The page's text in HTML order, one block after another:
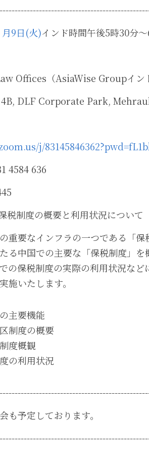
9日(火)インド時間午後5時30分
Offices（AsiaWise Groupイン
DLF Corporate Park,
j/
4584 636
税制度の概要と利用状況について
重要なインフラの一つである「
る中国での主要な「保税制度」
の保税制度の実際の利用状況な
施いたします。
主要機能
制度の概要
度概観
の利用状況
も予定しております。